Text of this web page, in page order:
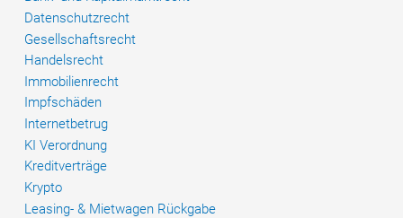
Datenschutzrecht
Gesellschaftsrecht
Handelsrecht
Immobilienrecht
Impfschäden
Internetbetrug
KI Verordnung
Kreditverträge
Krypto
Leasing- & Mietwagen Rückgabe